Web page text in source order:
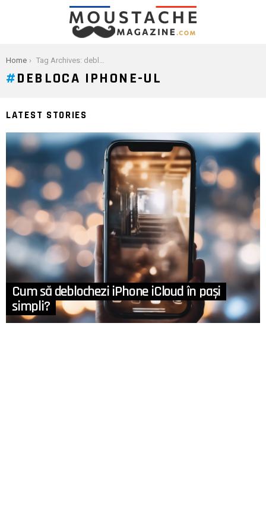
You are here:
Home Tag Archives: debloca iphone-ul
DEBLOCA IPHONE-UL
LATEST STORIES
Cum să deblochezi iPhone iCloud în pași
simpli?